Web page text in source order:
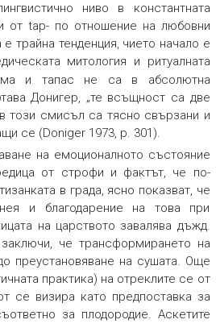
ниво в константната
от tap- по отношение на любовни
трайна тенденция, чието начало е
митология и ритуалната
и тапас не са в абсолютна
Донигер, „те всъщност са две
този смисъл са тясно свързани и
се (Doniger 1973, p. 301).
на емоционалното състояние
от строфи и фактът, че по-
в града, ясно показват, че
и благодарение на това при
на царството завалява дъжд.
че трансформирането на
преустановяване на сушата. Още
практика) на отреклите се от
се визира като предпоставка за
за плодородие. Аскетите